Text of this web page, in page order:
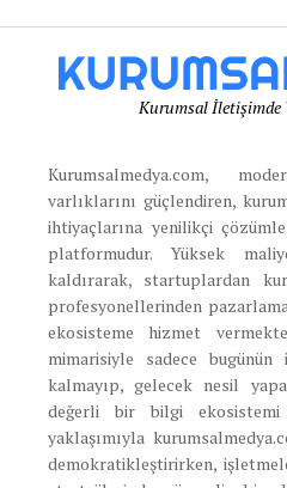
Kurumsal İletişimde
Kurumsalmedya.com,
varlıklarını güçlendiren,
ihtiyaçlarına yenilikçi
platformudur. Yüksek
kaldırarak, startuplardan
profesyonellerinden
ekosisteme hizmet
mimarisiyle sadece bugünün
kalmayıp, gelecek nesil
değerli bir bilgi ekosistemi
yaklaşımıyla
demokratikleştirirken,